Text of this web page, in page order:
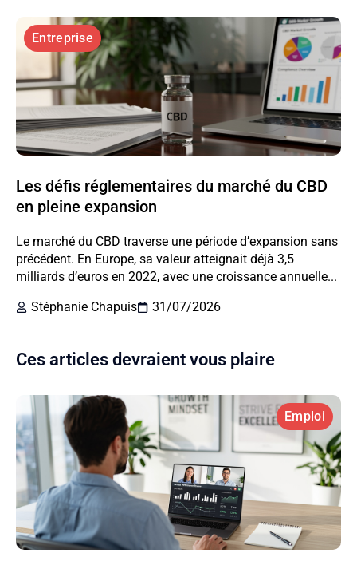
Entreprise
Les défis réglementaires du marché du CBD
en pleine expansion
Le marché du CBD traverse une période d’expansion sans
précédent. En Europe, sa valeur atteignait déjà 3,5
milliards d’euros en 2022, avec une croissance annuelle...
Stéphanie Chapuis
31/07/2026
Ces articles devraient vous plaire
Emploi